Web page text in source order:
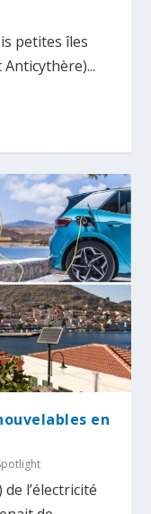
petites îles
en
l’électricité